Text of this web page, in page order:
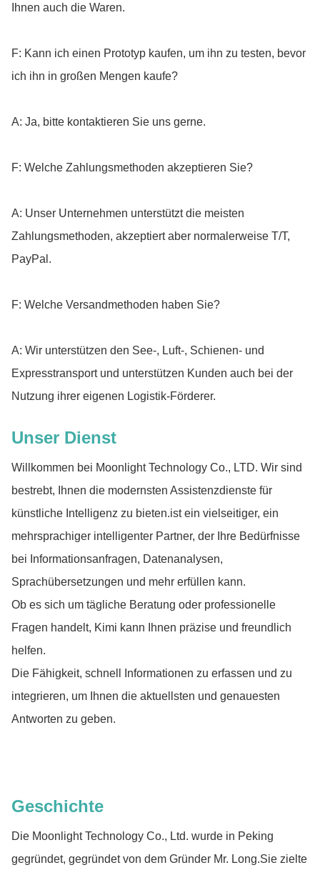
Ihnen auch die Waren.
F: Kann ich einen Prototyp kaufen, um ihn zu testen, bevor
ich ihn in großen Mengen kaufe?
A: Ja, bitte kontaktieren Sie uns gerne.
F: Welche Zahlungsmethoden akzeptieren Sie?
A: Unser Unternehmen unterstützt die meisten
Zahlungsmethoden, akzeptiert aber normalerweise T/T,
PayPal.
F: Welche Versandmethoden haben Sie?
A: Wir unterstützen den See-, Luft-, Schienen- und
Expresstransport und unterstützen Kunden auch bei der
Nutzung ihrer eigenen Logistik-Förderer.
Unser Dienst
Willkommen bei Moonlight Technology Co., LTD. Wir sind
bestrebt, Ihnen die modernsten Assistenzdienste für
künstliche Intelligenz zu bieten.ist ein vielseitiger, ein
mehrsprachiger intelligenter Partner, der Ihre Bedürfnisse
bei Informationsanfragen, Datenanalysen,
Sprachübersetzungen und mehr erfüllen kann.
Ob es sich um tägliche Beratung oder professionelle
Fragen handelt, Kimi kann Ihnen präzise und freundlich
helfen.
Die Fähigkeit, schnell Informationen zu erfassen und zu
integrieren, um Ihnen die aktuellsten und genauesten
Antworten zu geben.
Geschichte
Die Moonlight Technology Co., Ltd. wurde in Peking
gegründet, gegründet von dem Gründer Mr. Long.Sie zielte